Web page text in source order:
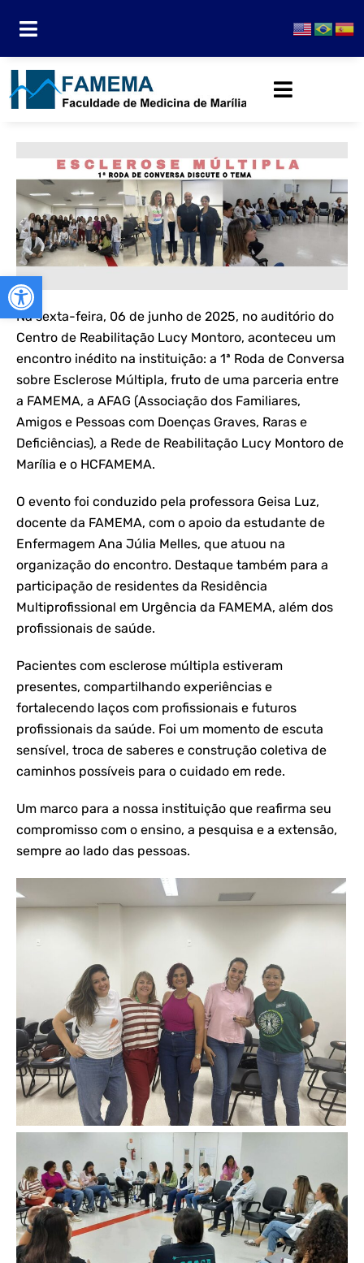
Abrir a barra de ferramentas
Na sexta-feira, 06 de junho de 2025, no auditório do
Centro de Reabilitação Lucy Montoro, aconteceu um
encontro inédito na instituição: a 1ª Roda de Conversa
sobre Esclerose Múltipla, fruto de uma parceria entre
a FAMEMA, a AFAG (Associação dos Familiares,
Amigos e Pessoas com Doenças Graves, Raras e
Deficiências), a Rede de Reabilitação Lucy Montoro de
Marília e o HCFAMEMA.
O evento foi conduzido pela professora Geisa Luz,
docente da FAMEMA, com o apoio da estudante de
Enfermagem Ana Júlia Melles, que atuou na
organização do encontro. Destaque também para a
participação de residentes da Residência
Multiprofissional em Urgência da FAMEMA, além dos
profissionais de saúde.
Pacientes com esclerose múltipla estiveram
presentes, compartilhando experiências e
fortalecendo laços com profissionais e futuros
profissionais da saúde. Foi um momento de escuta
sensível, troca de saberes e construção coletiva de
caminhos possíveis para o cuidado em rede.
Um marco para a nossa instituição que reafirma seu
compromisso com o ensino, a pesquisa e a extensão,
sempre ao lado das pessoas.